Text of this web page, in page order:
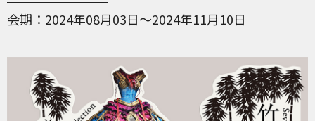
会期
2024年08月03日～2024年11月10日